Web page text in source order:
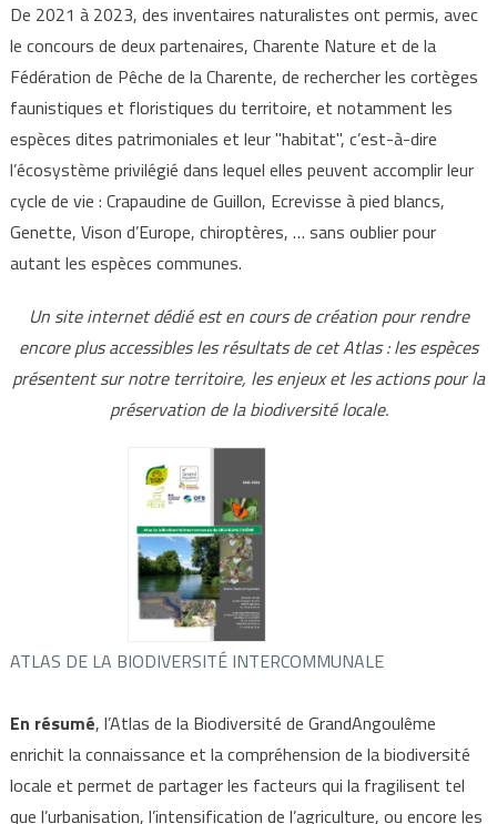
De 2021 à 2023, des inventaires naturalistes ont permis, avec
le concours de deux partenaires, Charente Nature et de la
Fédération de Pêche de la Charente, de rechercher les cortèges
faunistiques et floristiques du territoire, et notamment les
espèces dites patrimoniales et leur "habitat", c’est-à-dire
l’écosystème privilégié dans lequel elles peuvent accomplir leur
cycle de vie : Crapaudine de Guillon, Ecrevisse à pied blancs,
Genette, Vison d’Europe, chiroptères, … sans oublier pour
autant les espèces communes.
Un site internet dédié est en cours de création pour rendre
encore plus accessibles les résultats de cet Atlas : les espèces
présentent sur notre territoire, les enjeux et les actions pour la
préservation de la biodiversité locale.
ATLAS DE LA BIODIVERSITÉ INTERCOMMUNALE
En résumé, l’Atlas de la Biodiversité de GrandAngoulême
enrichit la connaissance et la compréhension de la biodiversité
locale et permet de partager les facteurs qui la fragilisent tel
que l’urbanisation, l’intensification de l’agriculture, ou encore les